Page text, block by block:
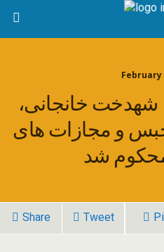
February
شهدخت خانجانی،
و مجازات های
شد
Share Tweet